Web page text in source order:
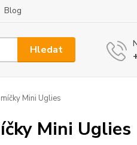
Blog
Hledat
Mini Uglies
Mini Uglies